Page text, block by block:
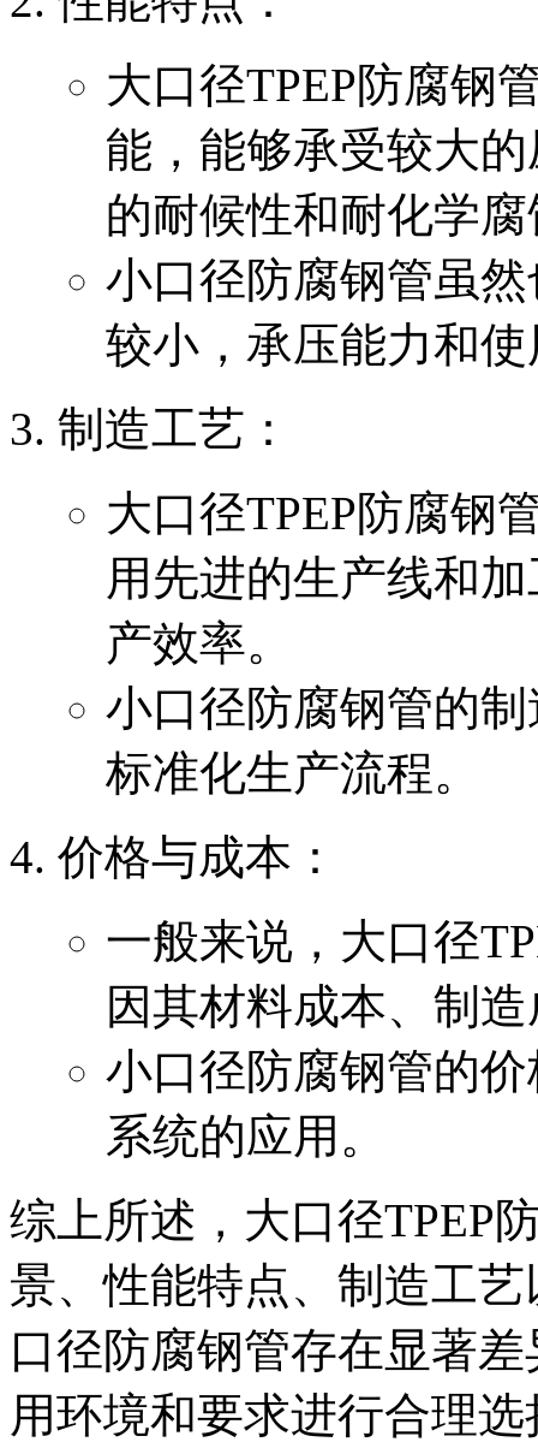
大口径TPEP防腐钢
能，能够承受较大
的耐候性和耐化学
小口径防腐钢管虽
较小，承压能力和
‌制造工艺‌：
大口径TPEP防腐钢
用先进的生产线和
产效率。
小口径防腐钢管的
标准化生产流程。
‌价格与成本‌：
一般来说，大口径
因其材料成本、制
小口径防腐钢管的
系统的应用。
综上所述，大口径TPEP
景、性能特点、制造工
口径防腐钢管存在显著
用环境和要求进行合理选